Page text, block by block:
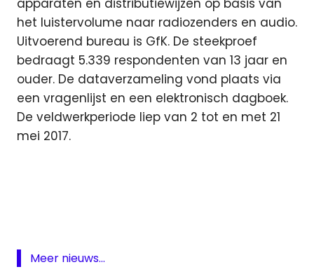
apparaten en distributiewijzen op basis van
het luistervolume naar radiozenders en audio.
Uitvoerend bureau is GfK. De steekproef
bedraagt 5.339 respondenten van 13 jaar en
ouder. De dataverzameling vond plaats via
een vragenlijst en een elektronisch dagboek.
De veldwerkperiode liep van 2 tot en met 21
mei 2017.
luisteren
Meer nieuws...